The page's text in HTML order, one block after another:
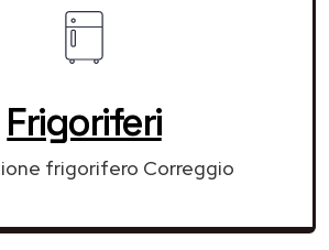
Frigoriferi
frigorifero Correggio